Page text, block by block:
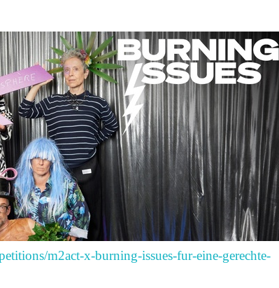
m2act-x-burning-issues-fur-eine-gerechte-